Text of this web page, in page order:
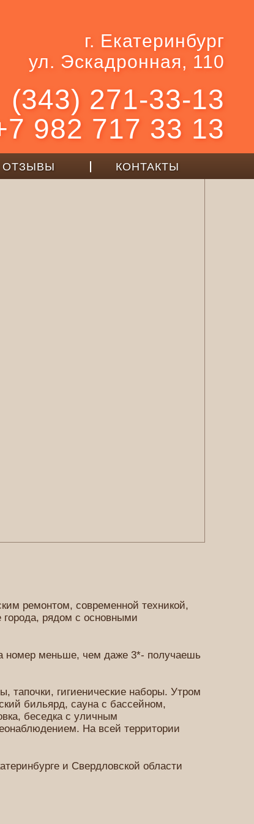
г. Екатеринбург
ул. Эскадронная, 110
(343) 271-33-13
982 717 33 13
ОТЗЫВЫ КОНТАКТЫ
ремонтом, современной техникой,
рядом с основными
номер меньше, чем даже 3*- получаешь
тапочки, гигиенические наборы. Утром
бильярд, сауна с бассейном,
беседка с уличным
На всей территории
и Свердловской области